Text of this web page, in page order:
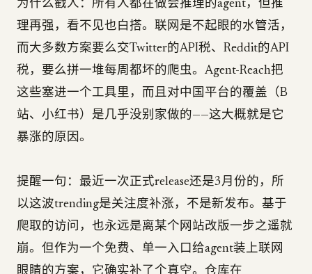
为什么戳人：所有人都在做会推理的agent，但推
理再强，看不见也白搭。联网是不起眼的水管活，
而大多数方案要么交Twitter的API税、Reddit的API
税，要么拼一堆每周都坏的爬虫。Agent-Reach把
这些塞进一个工具里，而且对中国平台的覆盖（B
站、小红书）是几乎没别家做的——这大概就是它
暴涨的原因。
提醒一句：最近一次正式release还是3月份的，所
以这波trending是关注度补涨，不是新发布。基于
爬取的访问，也永远是离某个网站改版一步之遥就
崩。但作为一个免费、单一入口给agent装上联网
眼睛的方案，它确实补了个真空。仓库在